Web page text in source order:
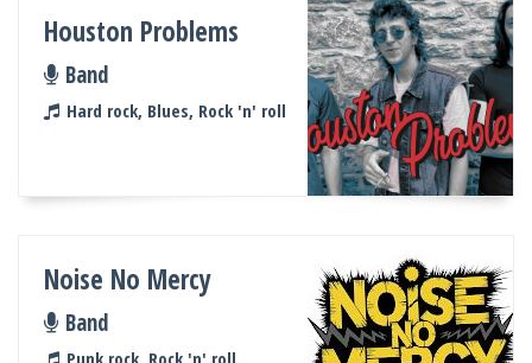
Houston Problems
Band
Hard rock, Blues, Rock 'n' roll
Noise No Mercy
Band